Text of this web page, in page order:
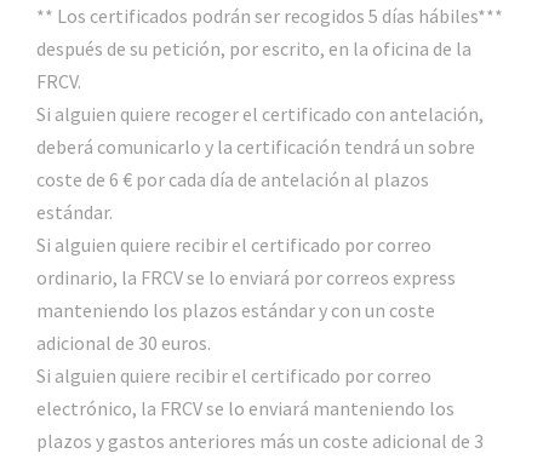
** Los certificados podrán ser recogidos 5 días hábiles***
después de su petición, por escrito, en la oficina de la
FRCV.
Si alguien quiere recoger el certificado con antelación,
deberá comunicarlo y la certificación tendrá un sobre
coste de 6 € por cada día de antelación al plazos
estándar.
Si alguien quiere recibir el certificado por correo
ordinario, la FRCV se lo enviará por correos express
manteniendo los plazos estándar y con un coste
adicional de 30 euros.
Si alguien quiere recibir el certificado por correo
electrónico, la FRCV se lo enviará manteniendo los
plazos y gastos anteriores más un coste adicional de 3